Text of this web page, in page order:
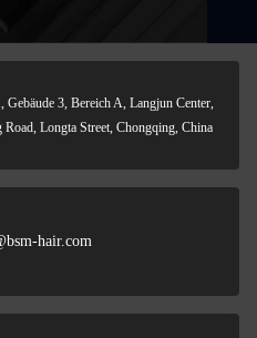
Gebäude 3, Bereich A, Langjun Center,
Longta Street, Chongqing, China
hair.com